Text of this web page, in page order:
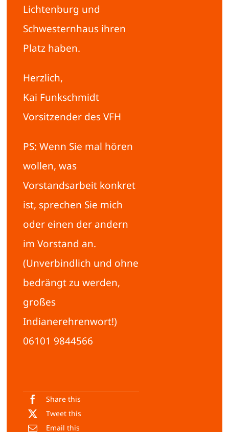
Lichtenburg und
Schwesternhaus ihren
Platz haben.
Herzlich,
Kai Funkschmidt
Vorsitzender des VFH
PS: Wenn Sie mal hören
wollen, was
Vorstandsarbeit konkret
ist, sprechen Sie mich
oder einen der andern
im Vorstand an.
(Unverbindlich und ohne
bedrängt zu werden,
großes
Indianerehrenwort!)
06101 9844566
Share this
Tweet this
Email this